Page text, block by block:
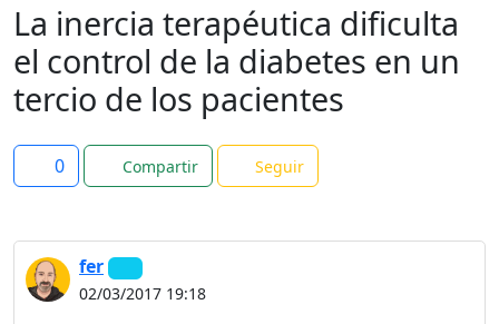
La inercia terapéutica dificulta
el control de la diabetes en un
tercio de los pacientes
0 Compartir Seguir
fer
02/03/2017 19:18